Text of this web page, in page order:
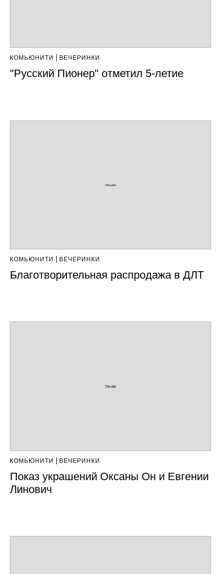
КОМЬЮНИТИ ВЕЧЕРИНКИ
"Русский Пионер" отметил 5-летие
КОМЬЮНИТИ ВЕЧЕРИНКИ
Благотворительная распродажа в ДЛТ
КОМЬЮНИТИ ВЕЧЕРИНКИ
Показ украшений Оксаны Он и Евгении
Линович